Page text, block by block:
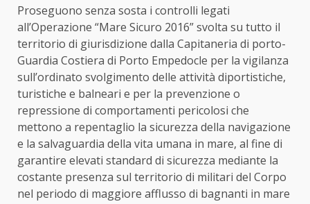
Proseguono senza sosta i controlli legati
all’Operazione “Mare Sicuro 2016” svolta su tutto il
territorio di giurisdizione dalla Capitaneria di porto-
Guardia Costiera di Porto Empedocle per la vigilanza
sull’ordinato svolgimento delle attività diportistiche,
turistiche e balneari e per la prevenzione o
repressione di comportamenti pericolosi che
mettono a repentaglio la sicurezza della navigazione
e la salvaguardia della vita umana in mare, al fine di
garantire elevati standard di sicurezza mediante la
costante presenza sul territorio di militari del Corpo
nel periodo di maggiore afflusso di bagnanti in mare